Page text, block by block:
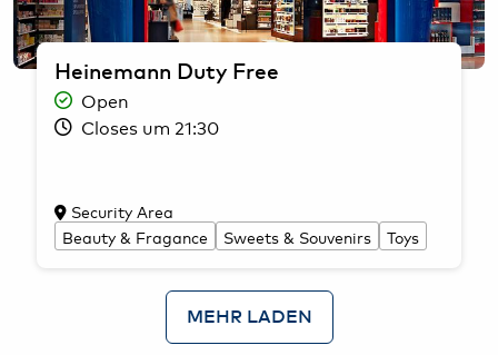
Heinemann Duty Free
Open
Closes um 21:30
Security Area
Beauty & Fragance
Sweets & Souvenirs Toys
MEHR LADEN